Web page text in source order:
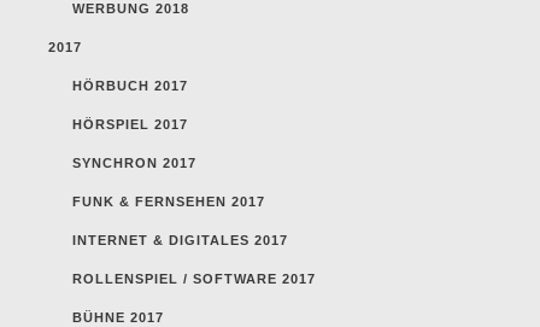
WERBUNG 2018
2017
HÖRBUCH 2017
HÖRSPIEL 2017
SYNCHRON 2017
FUNK & FERNSEHEN 2017
INTERNET & DIGITALES 2017
ROLLENSPIEL / SOFTWARE 2017
BÜHNE 2017